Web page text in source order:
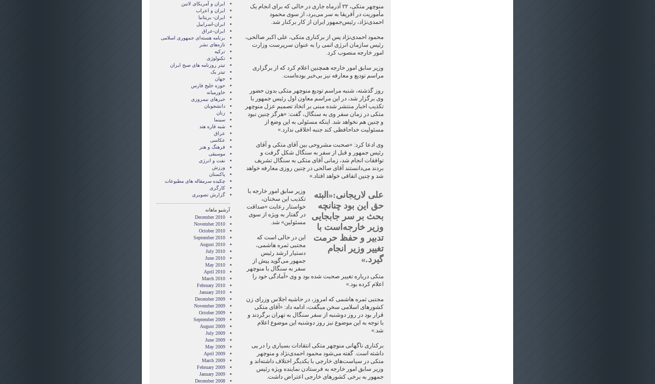
منوچهر متکی، ۲۲ آذرماه جاری در حالی که برای انجام یک
مأموریت در آفریقا به سر می‌برد، از سوی محمود
احمدی‌نژاد، رئیس‌جمهور ایران از کار برکنار شد.
محمود احمدی‌نژاد پس از برکناری متکی، علی‌ اکبر صالحی،
رئیس سازمان انرژی اتمی را به عنوان سرپرست وزارت
امور خارجه منصوب کرد.
وزیر سابق امور خارجه همچنین اعلام کرد که از برگزاری
مراسم تودیع و معارفه نیز بی‌خبر بوده‌است.
روز گذشته، شنبه مراسم تودیع منوچهر متکی بدون حضور
وی برگزار شد، در این مراسم معاون اول رئیس جمهور با
تکذیب اخبار منتشر شده مبنی بر اتخاذ تصمیم عزل منوچهر
متکی در زمان سفر وی به سنگال، گفت: «هرگز چنین نبود
و چنین هم نخواهد شد. اینکه مسئولی به این وضع از
مسئولیت خداحافظی کند جنبه اخلاقی ندارد.»
وی ادعا کرد: «صحبت مشروحی بین آقای متکی و آقای
رئیس جمهور و قبل از سفر به سنگال شکل گرفت و
توافقات انجام شد، زمانی آقای متکی به سنگال تشریف
بردند می‌دانستند آقای صالحی در چنین روزی معارفه خواهد
شد و چنین اتفاقی خواهد افتاد.»
علی لاریجانی:«البته
حق این بود چنانچه
بحث بر سر جابجایی
وزیر خارجه‌است با
تدبیر و حفظ حرمت
تغییر وزیر انجام
گیرد.»
وزیر سابق امور خارجه با
تکذیب این سخنان،
خواستار رعایت «صداقت
در گفتار به ویژه از سوی
مسئولین» شد.
این در حالی است که
مجتبی ثمره هاشمی،
دستیار ارشد رئیس
جمهور می‌گوید پیش از
سفر به سنگال با منوچهر
متکی درباره تغییر صحبت شده بود و وی «آمادگی خود را
اعلام کرده بود.»
مجتبی ثمره هاشمی که امروز، در حاشیه اجلاس وزرای زن
کشورهای اسلامی سخن می‎گفت، ادامه داد: «آقای متکی
قرار بود در روز دوشنبه از سفر سنگال به تهران برگردند و
با توجه به این موضوع نیز روز دوشنبه این موضوع اعلام
شد.»
برکناری ناگهانی منوچهر متکی انتقادات بسیاری را در پی
داشته‌ است. گفته می‌شود محمود احمدی‌نژاد و منوچهر
متکی در سیاست‌های خارجی با یکدیگر اختلاف داشته‌اند و
وزیر سابق امور خارجه به فرستادن نماینده ویژه رئیس
جمهور به برخی کشورهای خارجی اعتراض داشت.
ایران و آمریکای لاتین
ایران و اعراب
ایران- بریتانیا
ایران-اسراییل
ایران-عراق
برنامه هسته‌ای جمهوری اسلامی
تازه‌های نشر
ترکیه
تکنولوژی
تیتر روزنامه های صبح ایران
تیتر یک
جهان
حوزه خلیج فارس
خاورمیانه
خبرهای نیمروزی
دانشجویان
زنان
سینما
شبه قاره هند
عراق
عکاسی
فرهنگ و هنر
موسیقی
نفت و انرژی
ورزش
پاکستان
چکیده سرمقاله های مطبوعات
کارگری
گزارش تصويری
آرشیو ماهانه
December 2010
November 2010
October 2010
September 2010
August 2010
July 2010
June 2010
May 2010
April 2010
March 2010
February 2010
January 2010
December 2009
November 2009
October 2009
September 2009
August 2009
July 2009
June 2009
May 2009
April 2009
March 2009
February 2009
January 2009
December 2008